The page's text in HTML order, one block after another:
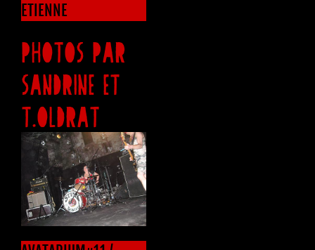
ETIENNE
PHOTOS PAR
SANDRINE ET
T.OLDRAT